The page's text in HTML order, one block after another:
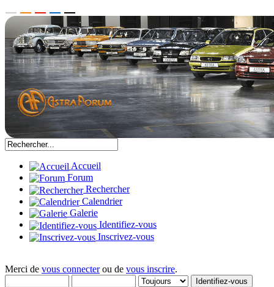
Accueil
Forum
Rechercher
Calendrier
Galerie
Identifiez-vous
Inscrivez-vous
Merci de vous connecterou de vous inscrire.